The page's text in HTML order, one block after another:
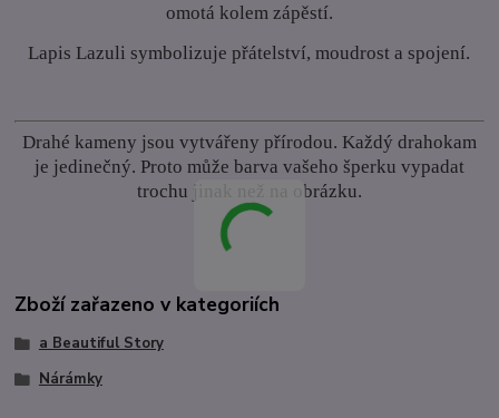
omotá kolem zápěstí.
Lapis Lazuli symbolizuje přátelství, moudrost a spojení.
Drahé kameny jsou vytvářeny přírodou. Každý drahokam
je jedinečný. Proto může barva vašeho šperku vypadat
trochu jinak než na obrázku.
Zboží zařazeno v kategoriích
a Beautiful Story
Nárámky